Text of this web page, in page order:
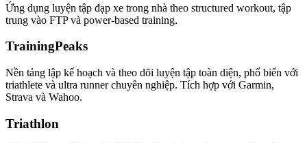
Ứng dụng luyện tập đạp xe trong nhà theo structured workout, tập
trung vào FTP và power-based training.
TrainingPeaks
Nền tảng lập kế hoạch và theo dõi luyện tập toàn diện, phổ biến với
triathlete và ultra runner chuyên nghiệp. Tích hợp với Garmin,
Strava và Wahoo.
Triathlon